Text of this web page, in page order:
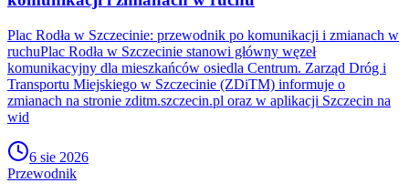
Plac Rodła w Szczecinie: przewodnik po komunikacji i zmianach w
ruchuPlac Rodła w Szczecinie stanowi główny węzeł
komunikacyjny dla mieszkańców osiedla Centrum. Zarząd Dróg i
Transportu Miejskiego w Szczecinie (ZDiTM) informuje o
zmianach na stronie zditm.szczecin.pl oraz w aplikacji Szczecin na
wid
6 sie 2026
Przewodnik